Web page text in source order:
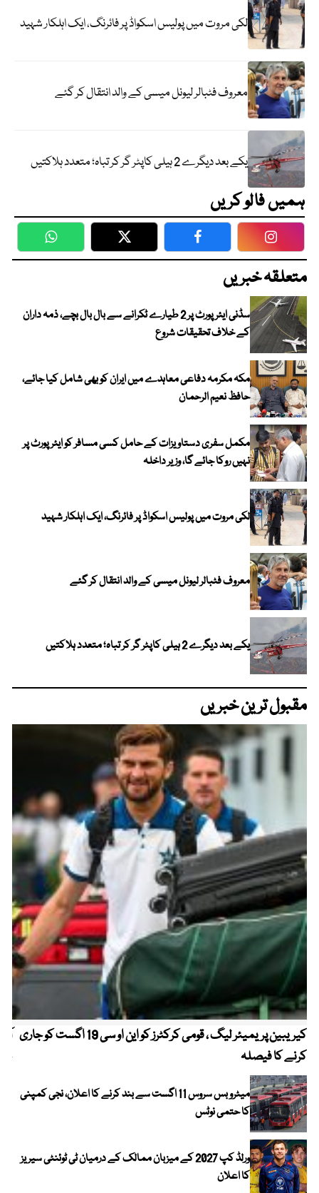
لکی مروت میں پولیس اسکواڈ پر فائرنگ، ایک اہلکار شہید
معروف فٹبالر لیونل میسی کے والد انتقال کر گئے
یکے بعد دیگرے 2 ہیلی کاپٹر گر کر تباہ؛ متعدد ہلاکتیں
ہمیں فالو کریں
WhatsApp Twitter Facebook
متعلقہ خبریں
سڈنی ایئرپورٹ پر 2 طیارے ٹکرانے سے بال بال بچے، ذمہ داران
کے خلاف تحقیقات شروع
مکہ مکرمہ دفاعی معاہدے میں ایران کو بھی شامل کیا جائے،
حافظ نعیم الرحمان
مکمل سفری دستاویزات کے حامل کسی مسافر کو ایئرپورٹ پر
نہیں روکا جائے گا، وزیر داخلہ
لکی مروت میں پولیس اسکواڈ پر فائرنگ، ایک اہلکار شہید
معروف فٹبالر لیونل میسی کے والد انتقال کر گئے
یکے بعد دیگرے 2 ہیلی کاپٹر گر کر تباہ؛ متعدد ہلاکتیں
مقبول ترین خبریں
کیریبین پریمیئر لیگ ، قومی کرکٹرز کو این او سی 19 اگست کو جاری
کرنے کا فیصلہ
میٹرو بس سروس 11 اگست سے بند کرنے کا اعلان، نجی کمپنی
کا حتمی نوٹس
ورلڈ کپ 2027 کے میزبان ممالک کے درمیان ٹی ٹوئنٹی سیریز
کا اعلان